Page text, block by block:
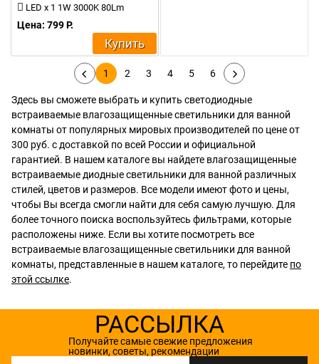
LED x 1 1W 3000K 80Lm
Цена: 799 Р.
Купить
1 2 3 4 5 6
Здесь вы сможете выбрать и купить светодиодные
встраиваемые влагозащищенные светильники для ванной
комнаты от популярных мировых производителей по цене от
300 руб. с доставкой по всей России и официальной
гарантией. В нашем каталоге вы найдете влагозащищенные
встраиваемые диодные светильники для ванной различных
стилей, цветов и размеров. Все модели имеют фото и цены,
чтобы Вы всегда смогли найти для себя самую лучшую. Для
более точного поиска воспользуйтесь фильтрами, которые
расположены ниже. Если вы хотите посмотреть все
встраиваемые влагозащищенные светильники для ванной
комнаты, представленные в нашем каталоге, то перейдите по
этой ссылке.
РАССЫЛКА
Получайте самые свежие предложения
новинки, советы, рекомендации